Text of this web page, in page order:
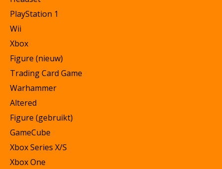
PlayStation 1
Wii
Xbox
Figure (nieuw)
Trading Card Game
Warhammer
Altered
Figure (gebruikt)
GameCube
Xbox Series X/S
Xbox One